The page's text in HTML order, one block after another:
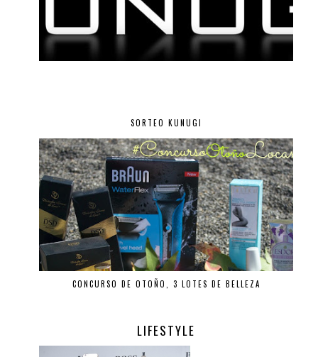
SORTEO KUNUGI
CONCURSO DE OTOÑO, 3 LOTES DE BELLEZA
LIFESTYLE